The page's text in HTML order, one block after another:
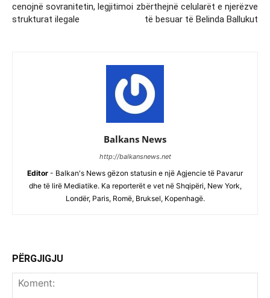
cenojnë sovranitetin, legjitimoi
strukturat ilegale
zbërthejnë celularët e njerëzve
të besuar të Belinda Ballukut
Balkans News
http://balkansnews.net
Editor - Balkan's News gëzon statusin e një Agjencie të Pavarur
dhe të lirë Mediatike. Ka reporterët e vet në Shqipëri, New York,
Londër, Paris, Romë, Bruksel, Kopenhagë.
PËRGJIGJU